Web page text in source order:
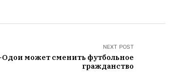
NEXT POST
может сменить футбольное
гражданство